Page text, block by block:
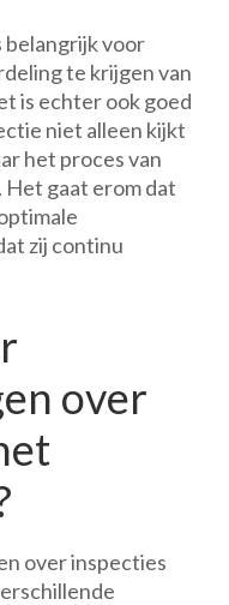
belangrijk voor
te krijgen van
is echter ook goed
niet alleen kijkt
het proces van
gaat erom dat
zij continu
over
over inspecties